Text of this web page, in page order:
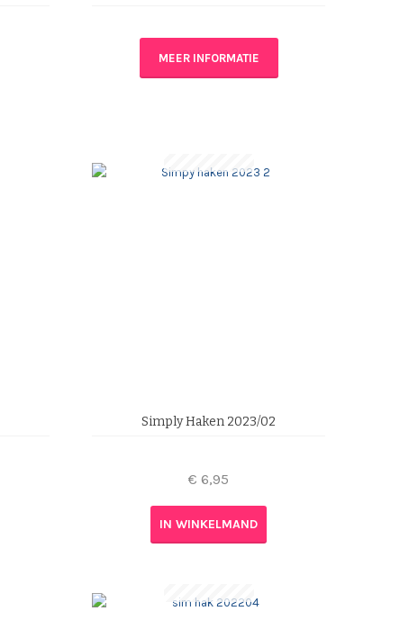
MEER INFORMATIE
Simply Haken 2023/02
€ 6,95
IN WINKELMAND